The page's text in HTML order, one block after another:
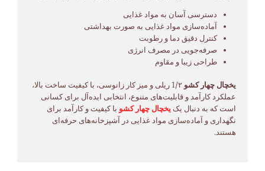
دسترسی آسان به مواد غذایی
آماده‌سازی مواد غذایی به صورت بهداشتی
کنترل دقیق دما و رطوبت
صرفه‌جویی در مصرف انرژی
طراحی زیبا و مقاوم
یخچال چهار کشو
1/۲ ریلی و میز کار زانوسی، با کیفیت ساخت بالا،
عملکرد کارآمد و قابلیت‌های متنوع، انتخابی ایده‌آل برای کسانی
است که به دنبال یک یخچال چهار کشو با کیفیت و کارآمد برای
نگهداری و آماده‌سازی مواد غذایی در آشپزخانه‌های حرفه‌ای
هستند.